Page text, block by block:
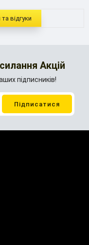
відгуки
Акцій
підписників!